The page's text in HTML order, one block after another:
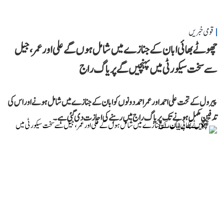
قومی خبریں
چھوٹے بھائی ابان کے جنازے میں شامل ہوں گے علی اور عمر، جیل
سے سخت سیکورٹی میں پہنچیں گے پریاگ راج
پیرول کے تحت علی احمد اور عمر احمد دونوں کو ابان کے جنازے میں شامل ہونے اور اس کی
تدفین مکمل ہونے تک پریاگ راج میں رہنے کی اجازت دی گئی ہے۔